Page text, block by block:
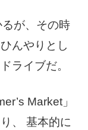
が、その時
んやりとし
ライブだ。
Market」
、 基本的に